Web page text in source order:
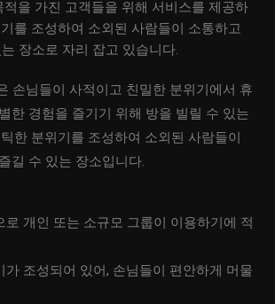
적을 가진 고객들을 위해 서비스를 제공하
를 조성하여 소외된 사람들이 소통하고
장소로 자리 잡고 있습니다.
손님들이 사적이고 친밀한 분위기에서 휴
한 경험을 즐기기 위해 방을 빌릴 수 있는
한 분위기를 조성하여 소외된 사람들이
길 수 있는 장소입니다.
로 개인 또는 소규모 그룹이 이용하기에 적
가 조성되어 있어, 손님들이 편안하게 머물